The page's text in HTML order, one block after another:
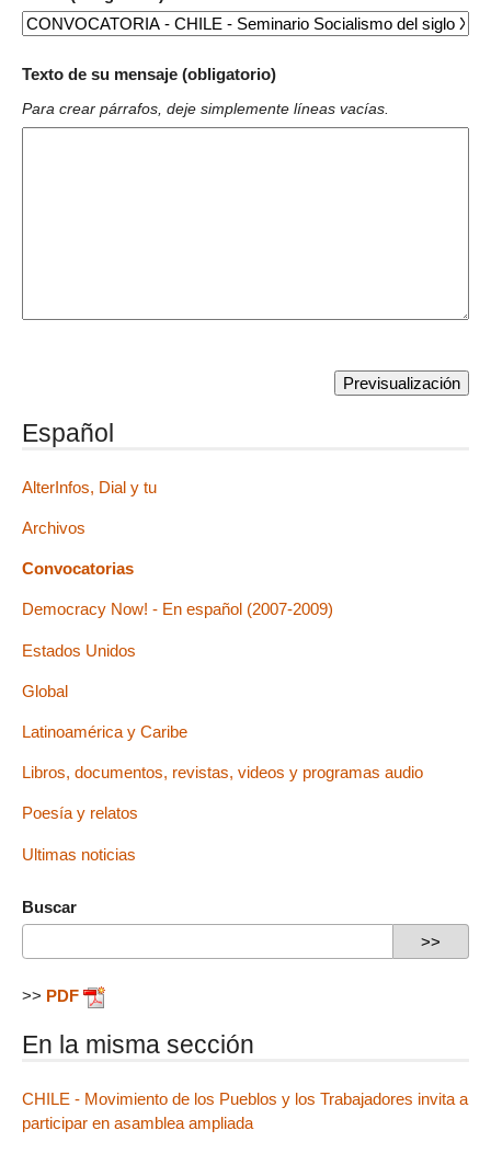
Texto de su mensaje (obligatorio)
Para crear párrafos, deje simplemente líneas vacías.
Español
AlterInfos, Dial y tu
Archivos
Convocatorias
Democracy Now! - En español (2007-2009)
Estados Unidos
Global
Latinoamérica y Caribe
Libros, documentos, revistas, videos y programas audio
Poesía y relatos
Ultimas noticias
Buscar
>> PDF
En la misma sección
CHILE - Movimiento de los Pueblos y los Trabajadores invita a
participar en asamblea ampliada